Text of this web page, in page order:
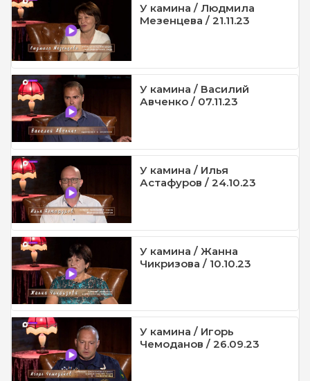
У камина / Людмила
Мезенцева / 21.11.23
У камина / Василий
Авченко / 07.11.23
У камина / Илья
Астафуров / 24.10.23
У камина / Жанна
Чикризова / 10.10.23
У камина / Игорь
Чемоданов / 26.09.23